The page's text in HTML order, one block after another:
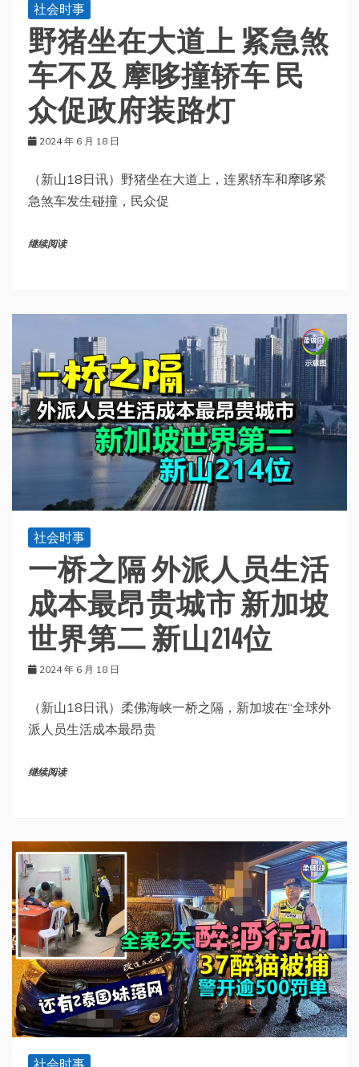
社会时事
野猪坐在大道上 紧急煞
车不及 摩哆撞轿车 民
众促政府装路灯
2024 年 6 月 18 日
（新山18日讯）野猪坐在大道上，连累轿车和摩哆紧
急煞车发生碰撞，民众促
继续阅读
社会时事
一桥之隔 外派人员生活
成本最昂贵城市 新加坡
世界第二 新山214位
2024 年 6 月 18 日
（新山18日讯）柔佛海峡一桥之隔，新加坡在“全球外
派人员生活成本最昂贵
继续阅读
社会时事